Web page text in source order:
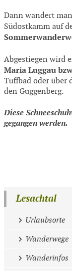
Dann wandert
Südostkamm auf
Abgestiegen wird
Maria Luggau
Tuffbad oder über
den Guggenberg.
Diese
gegangen werden.
Lesachtal
Urlaubsorte
Wanderwege
Wanderinfos